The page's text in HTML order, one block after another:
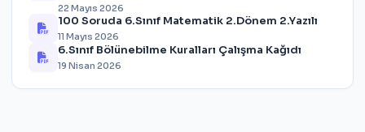
22 Mayıs 2026
100 Soruda 6.Sınıf Matematik 2.Dönem 2.Yazılı
11 Mayıs 2026
6.Sınıf Bölünebilme Kuralları Çalışma Kağıdı
19 Nisan 2026